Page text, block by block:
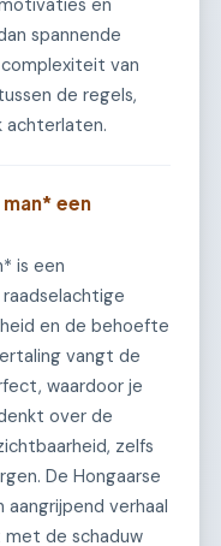
en
spannende
van
de regels,
achterlaten.
een
is een
en de behoefte
vangt de
waardoor je
over de
zelfs
De Hongaarse
aangrijpend verhaal
de schaduw